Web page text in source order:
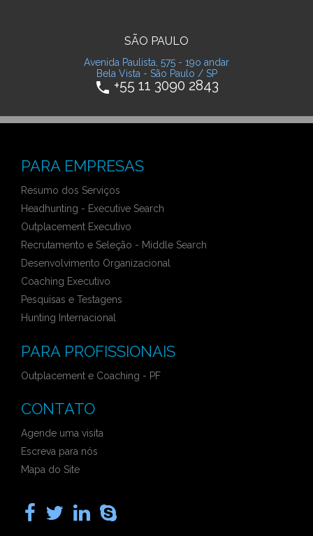
SÃO PAULO
Avenida Paulista, 575 - 19o andar
Bela Vista - São Paulo / SP
phone +55 11 3090 2843
PARA EMPRESAS
Resumo dos Serviços
Headhunting - Executive Search
Outplacement Executivo
Recrutamento e Seleção - Middle Search
Desenvolvimento Organizacional
Coaching Executivo
Pesquisas e Testagens
Hunting Internacional
PARA PROFISSIONAIS
Outplacement e Coaching - PF
CONTATO
Agende uma visita
Escreva para nós
Mapa do Site